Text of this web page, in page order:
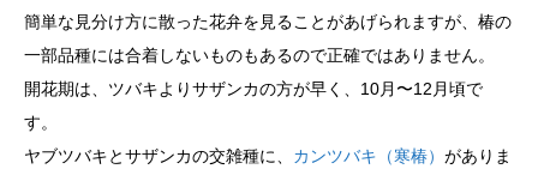
簡単な見分け方に散った花弁を見ることがあげられますが、椿の
一部品種には合着しないものもあるので正確ではありません。
開花期は、ツバキよりサザンカの方が早く、10月〜12月頃で
す。
ヤブツバキとサザンカの交雑種に、 カンツバキ（寒椿） がありま